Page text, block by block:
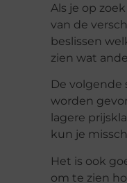
Als je op
van de
beslissen
zien wat
De volgende
worden
lagere
kun je
Het is ook
om te zien